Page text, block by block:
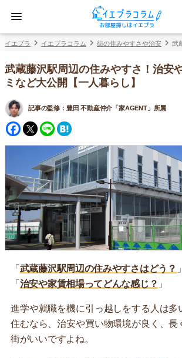
イエプラ イエプラコラム 街の住みやすさや治安 武
武蔵藤沢駅周辺の住みやすさ！治安
ミなど大公開【一人暮らし】
記事の監修： 豊田 不動産仲介「家AGENT」所属
Facebook
Twitter
Line
「 武蔵藤沢駅周辺の住みやすさはどう？ 」
「 治安や家賃相場ってどんな感じ？ 」
進学や就職を機に引っ越しをする人は多
住むなら、治安や買い物環境が良く、長
街がいいですよね。